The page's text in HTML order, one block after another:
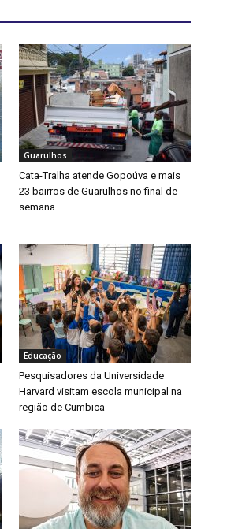
Guarulhos
Cata-Tralha atende Gopoúva e mais
23 bairros de Guarulhos no final de
semana
Educação
Pesquisadores da Universidade
Harvard visitam escola municipal na
região de Cumbica